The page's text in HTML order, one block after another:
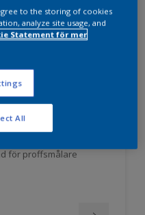
vithet
för proffsmålare
to the storing of cookies
analyze site usage, and
Statement för mer
All